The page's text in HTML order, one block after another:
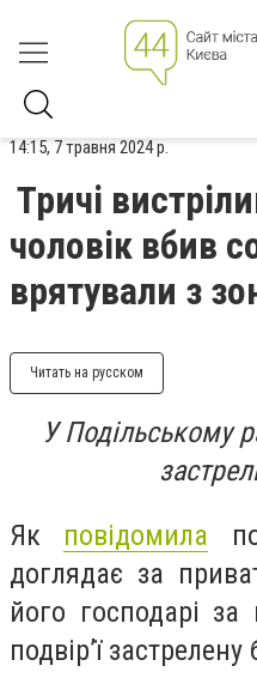
14:15, 7 травня 2024 р.
Тричі
чоловік вбив
врятували з
Читать на русском
У Подільському
Як повідомила
доглядає за
його господарі
подвір’ї